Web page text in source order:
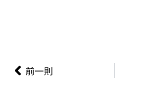
上一頁
前一則